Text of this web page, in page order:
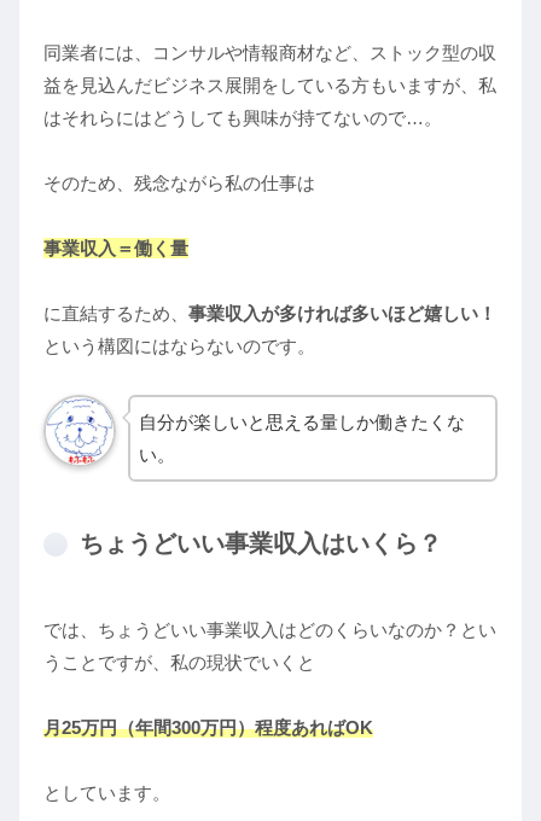
同業者には、コンサルや情報商材など、ストック型の収
益を見込んだビジネス展開をしている方もいますが、私
はそれらにはどうしても興味が持てないので…。
そのため、残念ながら私の仕事は
事業収入＝働く量
に直結するため、 事業収入が多ければ多いほど嬉しい！
という構図にはならないのです。
自分が楽しいと思える量しか働きたくな
い。
ちょうどいい事業収入はいくら？
では、ちょうどいい事業収入はどのくらいなのか？とい
うことですが、私の現状でいくと
月25万円（年間300万円）程度あればOK
としています。